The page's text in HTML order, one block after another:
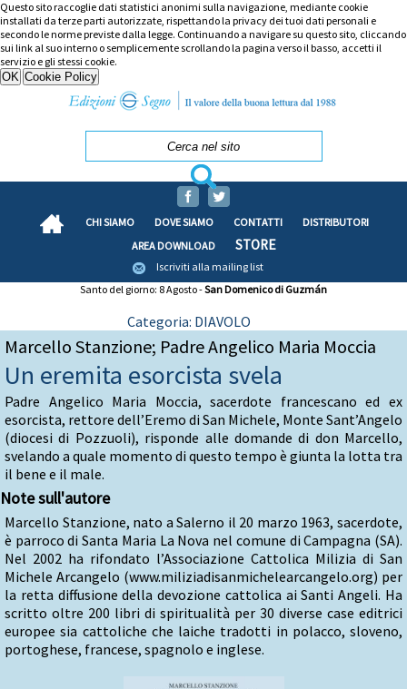
Questo sito raccoglie dati statistici anonimi sulla navigazione, mediante cookie
installati da terze parti autorizzate, rispettando la privacy dei tuoi dati personali e
secondo le norme previste dalla legge. Continuando a navigare su questo sito, cliccando
sui link al suo interno o semplicemente scrollando la pagina verso il basso, accetti il
servizio e gli stessi cookie.
CHI SIAMO DOVE SIAMO CONTATTI
DISTRIBUTORI
AREA DOWNLOAD
STORE
Iscriviti alla mailing list
Santo del giorno: 8 Agosto -San Domenico di Guzmán
Categoria: DIAVOLO
Marcello Stanzione; Padre Angelico Maria Moccia
Un eremita esorcista svela
Padre Angelico Maria Moccia, sacerdote francescano ed ex
esorcista, rettore dell’Eremo di San Michele, Monte Sant’Angelo
(diocesi di Pozzuoli), risponde alle domande di don Marcello,
svelando a quale momento di questo tempo è giunta la lotta tra
il bene e il male.
Note sull'autore
Marcello Stanzione, nato a Salerno il 20 marzo 1963, sacerdote,
è parroco di Santa Maria La Nova nel comune di Campagna (SA).
Nel 2002 ha rifondato l’Associazione Cattolica Milizia di San
Michele Arcangelo (www.miliziadisanmichelearcangelo.org) per
la retta diffusione della devozione cattolica ai Santi Angeli. Ha
scritto oltre 200 libri di spiritualità per 30 diverse case editrici
europee sia cattoliche che laiche tradotti in polacco, sloveno,
portoghese, francese, spagnolo e inglese.